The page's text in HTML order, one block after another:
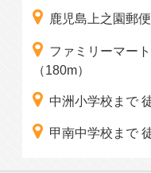
鹿児島上之園郵
ファミリーマー
（180m）
中洲小学校まで
甲南中学校まで